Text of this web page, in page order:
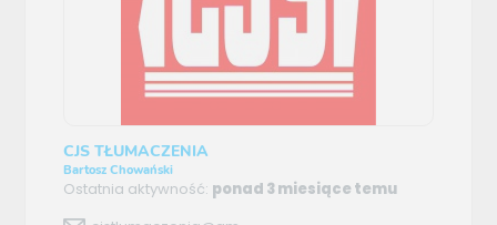
CJS TŁUMACZENIA
Bartosz Chowański
Ostatnia aktywność: ponad 3 miesiące temu